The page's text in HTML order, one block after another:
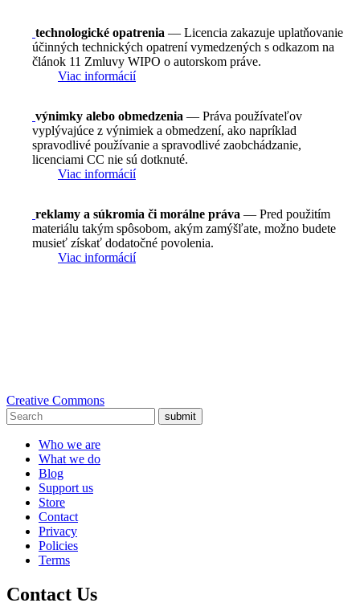
technologické opatrenia — Licencia zakazuje uplatňovanie
účinných technických opatrení vymedzených s odkazom na
článok 11 Zmluvy WIPO o autorskom práve.
Viac informácií
výnimky alebo obmedzenia — Práva používateľov
vyplývajúce z výnimiek a obmedzení, ako napríklad
spravodlivé používanie a spravodlivé zaobchádzanie,
licenciami CC nie sú dotknuté.
Viac informácií
reklamy a súkromia či morálne práva — Pred použitím
materiálu takým spôsobom, akým zamýšľate, možno budete
musieť získať dodatočné povolenia.
Viac informácií
Creative Commons
submit
Who we are
What we do
Blog
Support us
Store
Contact
Privacy
Policies
Terms
Contact Us